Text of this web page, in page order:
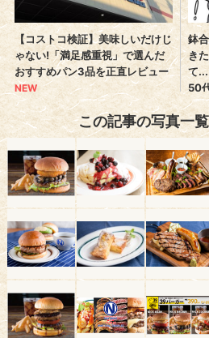
この記事の写真一